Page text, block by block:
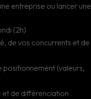
entreprise ou lancer une
(2h)
de vos concurrents et de
(valeurs,
et de différenciation